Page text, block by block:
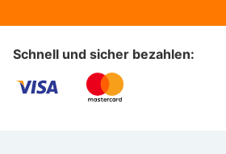
Schnell und sicher bezahlen: